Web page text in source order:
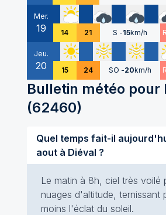
Mer.
19 14 21 S -15km/h
Jeu.
20 15 24 SO -20km/h
Bulletin météo pour
(62460)
Quel temps fait-il aujourd'hui
aout à Diéval ?
Le matin à 8h, ciel très voilé
nuages d'altitude, ternissant
moins l'éclat du soleil.